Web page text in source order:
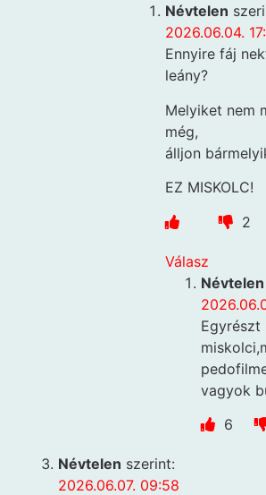
Névtelen
2026.06.04.
Ennyire fáj
leány?
Melyiket nem
még,
álljon
EZ MISKOLC!
2
Válasz
Névtelen
Egyrészt
vagyok
6
Névtelen szerint:
2026.06.07. 09:58